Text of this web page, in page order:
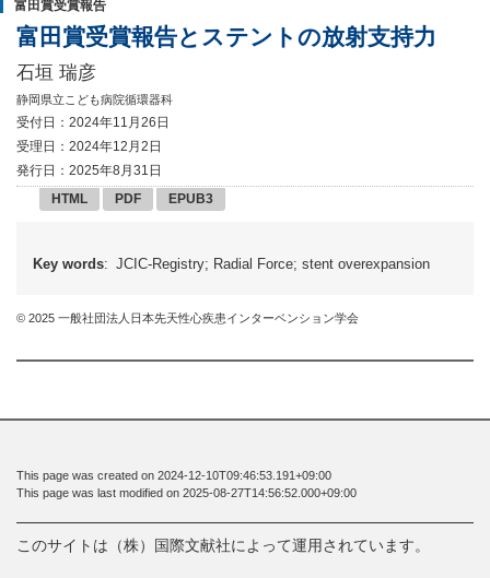
富田賞受賞報告
富田賞受賞報告とステントの放射支持力
石垣 瑞彦
静岡県立こども病院循環器科
受付日：2024年11月26日
受理日：2024年12月2日
発行日：2025年8月31日
HTML
PDF EPUB3
Key words: JCIC-Registry; Radial Force; stent overexpansion
© 2025 一般社団法人日本先天性心疾患インターベンション学会
This page was created on 2024-12-10T09:46:53.191+09:00
This page was last modified on 2025-08-27T14:56:52.000+09:00
このサイトは（株）国際文献社によって運用されています。